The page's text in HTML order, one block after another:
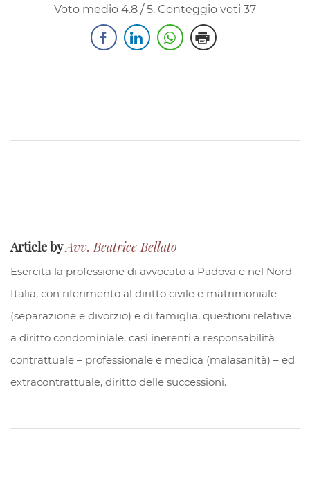
Voto medio 4.8 / 5. Conteggio voti 37
Article byAvv. Beatrice Bellato
Esercita la professione di avvocato a Padova e nel Nord
Italia, con riferimento al diritto civile e matrimoniale
(separazione e divorzio) e di famiglia, questioni relative
a diritto condominiale, casi inerenti a responsabilità
contrattuale – professionale e medica (malasanità) – ed
extracontrattuale, diritto delle successioni.